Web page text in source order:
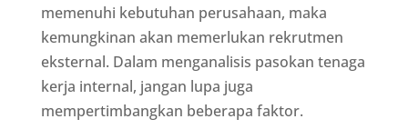
memenuhi kebutuhan perusahaan, maka
kemungkinan akan memerlukan rekrutmen
eksternal. Dalam menganalisis pasokan tenaga
kerja internal, jangan lupa juga
mempertimbangkan beberapa faktor.